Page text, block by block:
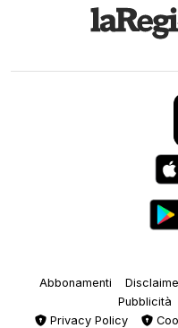
Abbonamenti
Pubblicità
Privacy Policy